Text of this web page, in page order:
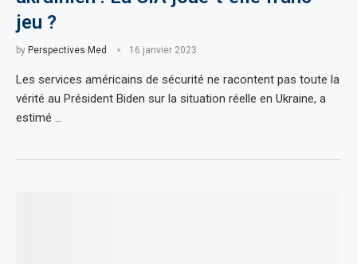
jeu ?
by Perspectives Med 16 janvier 2023
Les services américains de sécurité ne racontent pas toute la
vérité au Président Biden sur la situation réelle en Ukraine, a
estimé …